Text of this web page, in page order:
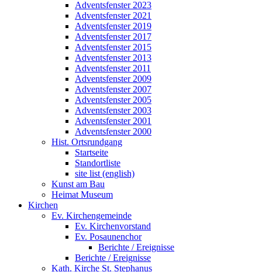
Adventsfenster 2023
Adventsfenster 2021
Adventsfenster 2019
Adventsfenster 2017
Adventsfenster 2015
Adventsfenster 2013
Adventsfenster 2011
Adventsfenster 2009
Adventsfenster 2007
Adventsfenster 2005
Adventsfenster 2003
Adventsfenster 2001
Adventsfenster 2000
Hist. Ortsrundgang
Startseite
Standortliste
site list (english)
Kunst am Bau
Heimat Museum
Kirchen
Ev. Kirchengemeinde
Ev. Kirchenvorstand
Ev. Posaunenchor
Berichte / Ereignisse
Berichte / Ereignisse
Kath. Kirche St. Stephanus